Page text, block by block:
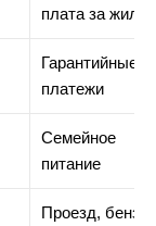
плата за жильё
Гарантийные
платежи
Семейное
питание
Проезд, бензин